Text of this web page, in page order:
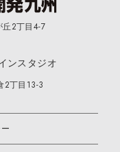
2丁目4-7
ンスタジオ
2丁目13-3